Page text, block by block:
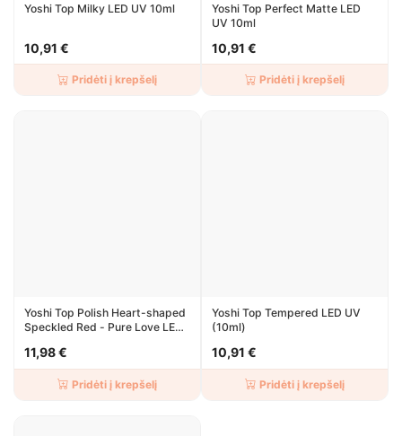
Yoshi Top Milky LED UV 10ml
10,91 €
Pridėti į krepšelį
Yoshi Top Perfect Matte LED
UV 10ml
10,91 €
Pridėti į krepšelį
Yoshi Top Polish Heart-shaped
Speckled Red - Pure Love LED
11,98 €
Pridėti į krepšelį
Yoshi Top Tempered LED UV
(10ml)
10,91 €
Pridėti į krepšelį